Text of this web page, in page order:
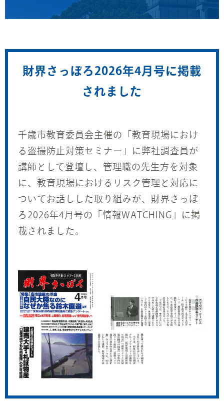
財界さっぽろ2026年4月号に掲載
されました
千歳市教育委員会主催の「教育現場におけ
る盗撮防止対策セミナー」に弊社調査員が
講師として登壇し、管理職の先生方を対象
に、教育現場におけるリスク管理と対応に
ついてお話しした取り組みが、財界さっぽ
ろ2026年4月号の「情報WATCHING」に掲
載されました。